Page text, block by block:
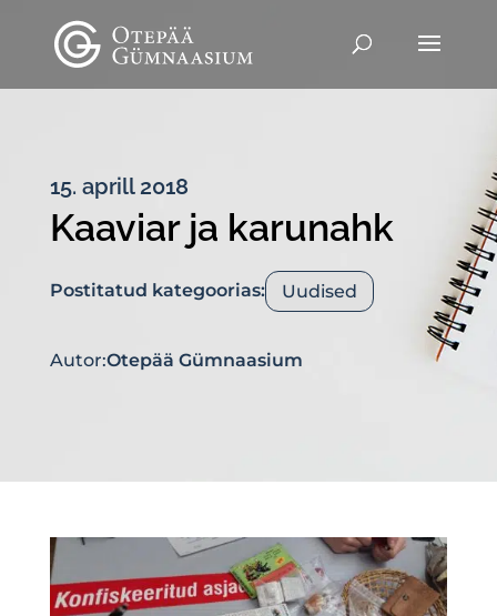
15. aprill 2018
Kaaviar ja karunahk
Postitatud kategoorias: Uudised
Autor:Otepää Gümnaasium